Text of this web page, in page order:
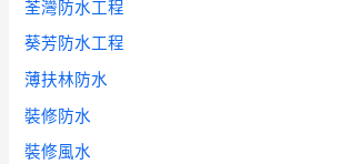
荃灣防水工程
葵芳防水工程
薄扶林防水
裝修防水
裝修風水